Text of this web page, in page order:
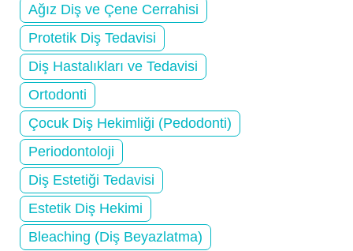
Ağız Diş ve Çene Cerrahisi
Protetik Diş Tedavisi
Diş Hastalıkları ve Tedavisi
Ortodonti
Çocuk Diş Hekimliği (Pedodonti)
Periodontoloji
Diş Estetiği Tedavisi
Estetik Diş Hekimi
Bleaching (Diş Beyazlatma)